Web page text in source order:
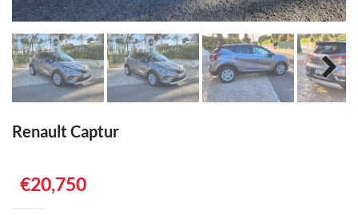
Renault Captur
€20,750